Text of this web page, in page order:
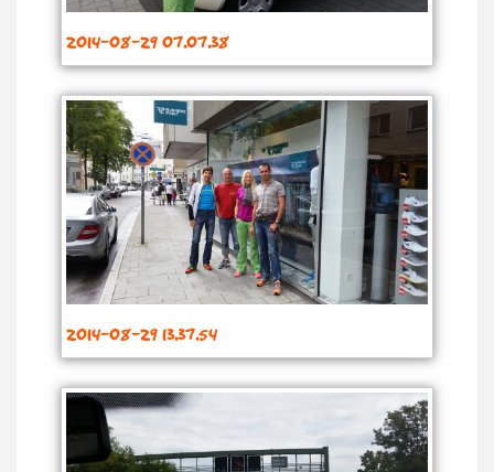
2014-08-29 07.07.38
2014-08-29 13.37.54